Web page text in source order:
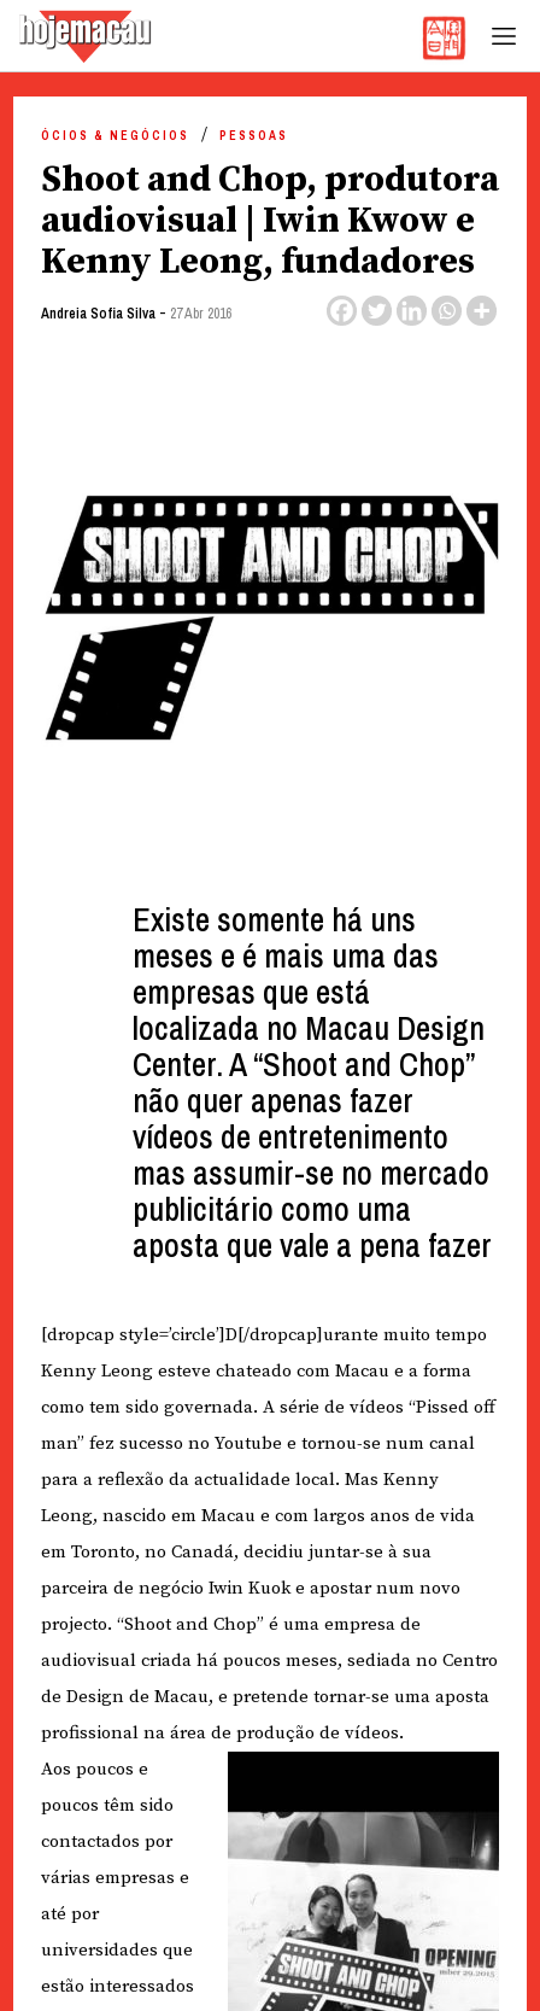
content
ÓCIOS & NEGÓCIOS PESSOAS
Shoot and Chop, produtora
audiovisual | Iwin Kwow e
Kenny Leong, fundadores
Andreia Sofia Silva- 27 Abr 2016
Existe somente há uns
meses e é mais uma das
empresas que está
localizada no Macau Design
Center. A “Shoot and Chop”
não quer apenas fazer
vídeos de entretenimento
mas assumir-se no mercado
publicitário como uma
aposta que vale a pena fazer
[dropcap style=’circle’]D[/dropcap]urante muito tempo
Kenny Leong esteve chateado com Macau e a forma
como tem sido governada. A série de vídeos “Pissed off
man” fez sucesso no Youtube e tornou-se num canal
para a reflexão da actualidade local. Mas Kenny
Leong, nascido em Macau e com largos anos de vida
em Toronto, no Canadá, decidiu juntar-se à sua
parceira de negócio Iwin Kuok e apostar num novo
projecto. “Shoot and Chop” é uma empresa de
audiovisual criada há poucos meses, sediada no Centro
de Design de Macau, e pretende tornar-se uma aposta
profissional na área de produção de vídeos.
Aos poucos e
poucos têm sido
contactados por
várias empresas e
até por
universidades que
estão interessados